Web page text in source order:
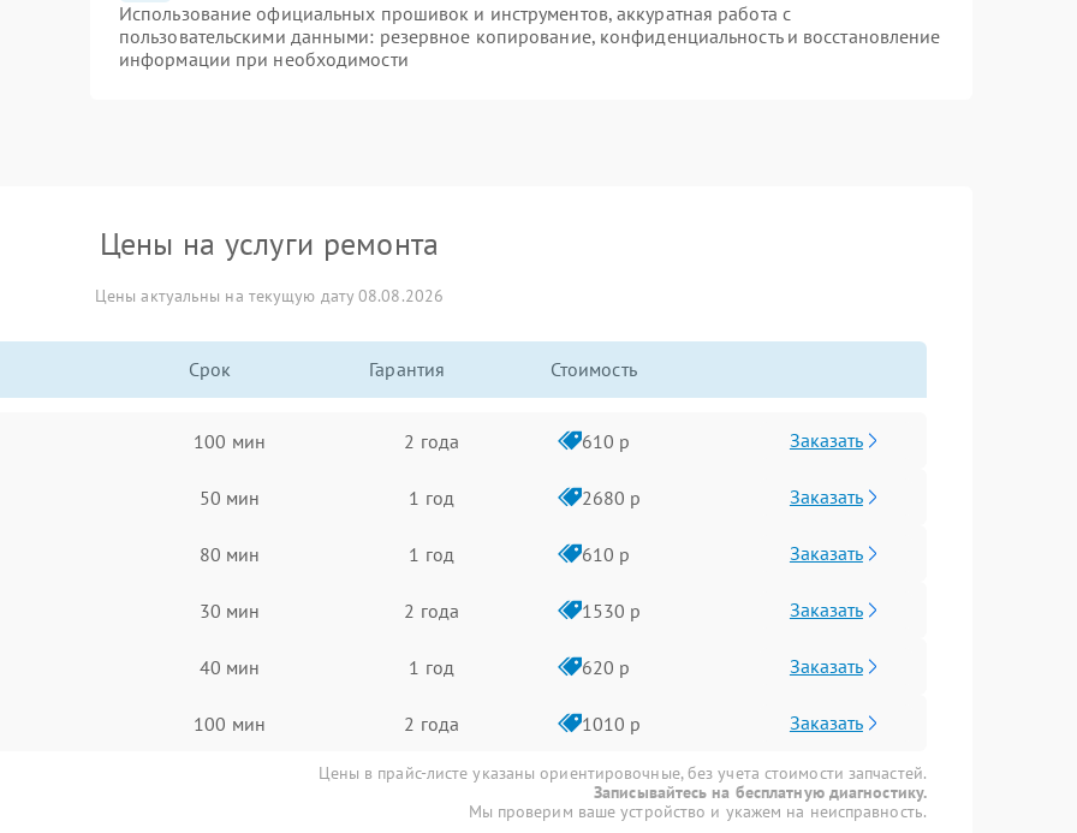
Использование официальных прошивок и инструментов, аккуратная работа с
пользовательскими данными: резервное копирование, конфиденциальность и восстановление
информации при необходимости
Цены на услуги ремонта
Цены актуальны на текущую дату 08.08.2026
Срок Гарантия Стоимость
100 мин 2 года 610 р Заказать
50 мин 1 год 2680 р Заказать
80 мин 1 год 610 р Заказать
30 мин 2 года 1530 р Заказать
40 мин 1 год 620 р Заказать
100 мин 2 года 1010 р Заказать
Цены в прайс-листе указаны ориентировочные, без учета стоимости запчастей.
Записывайтесь на бесплатную диагностику.
Мы проверим ваше устройство и укажем на неисправность.